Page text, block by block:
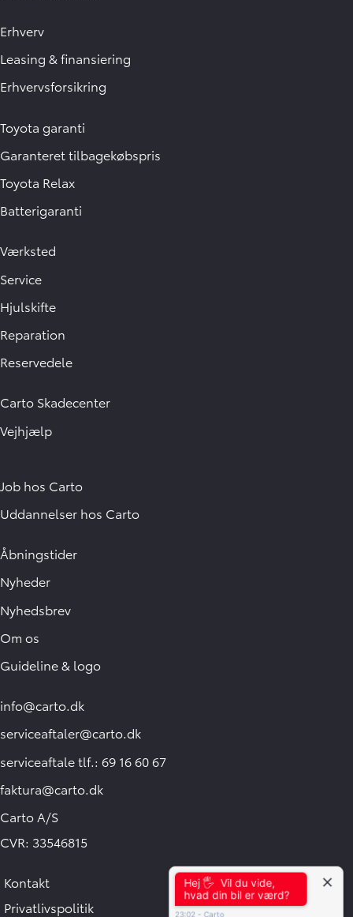
Erhverv
Leasing & finansiering
Erhvervsforsikring
Toyota garanti
Garanteret tilbagekøbspris
Toyota Relax
Batterigaranti
Værksted
Service
Hjulskifte
Reparation
Reservedele
Carto Skadecenter
Vejhjælp
Job hos Carto
Uddannelser hos Carto
Åbningstider
Nyheder
Nyhedsbrev
Om os
Guideline & logo
info@carto.dk
serviceaftaler@carto.dk
serviceaftale tlf.: 69 16 60 67
faktura@carto.dk
Carto A/S
CVR: 33546815
Kontakt
Privatlivspolitik
Hej 🖐 Vil du vide,
hvad din bil er værd?
23:02- Carto